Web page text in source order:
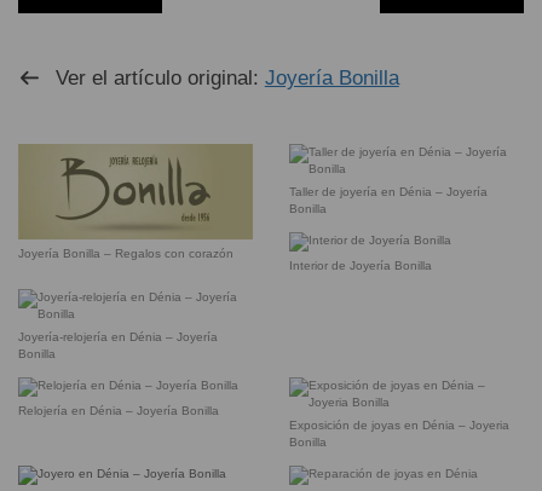
Ver el artículo original: Joyería Bonilla
Joyería Bonilla – Regalos con corazón
Taller de joyería en Dénia – Joyería
Bonilla
Interior de Joyería Bonilla
Joyería-relojería en Dénia – Joyería
Bonilla
Relojería en Dénia – Joyería Bonilla
Exposición de joyas en Dénia – Joyeria
Bonilla